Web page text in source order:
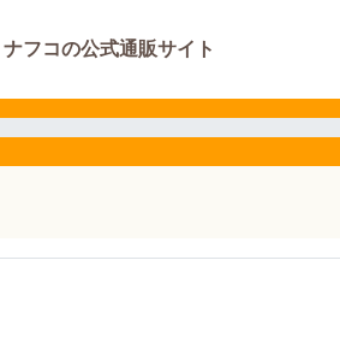
フコの公式通販サイト